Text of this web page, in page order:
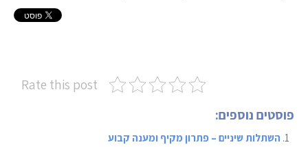
Rate this post
פוסטים נוספים:
השתלות שיניים – פתרון מקיף ומענה קבוע